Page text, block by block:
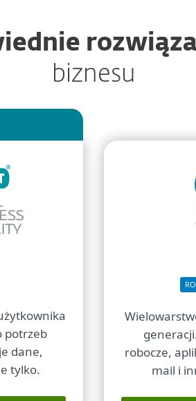
biznesu
potrzeb
dane,
tylko.
robocze,
mail i